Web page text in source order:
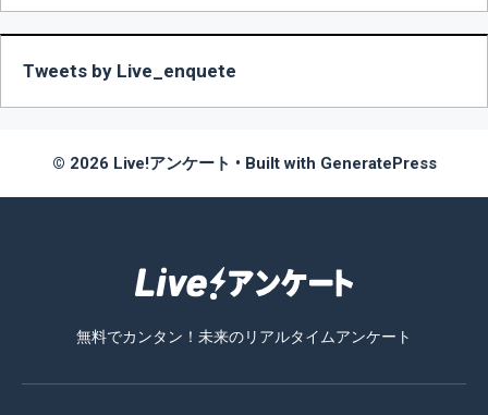
Tweets by Live_enquete
© 2026 Live!アンケート • Built with GeneratePress
無料でカンタン！未来のリアルタイムアンケート